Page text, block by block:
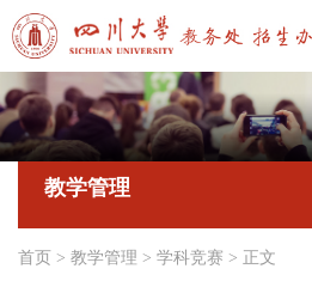
教学管理
首页 > 教学管理 > 学科竞赛 > 正文